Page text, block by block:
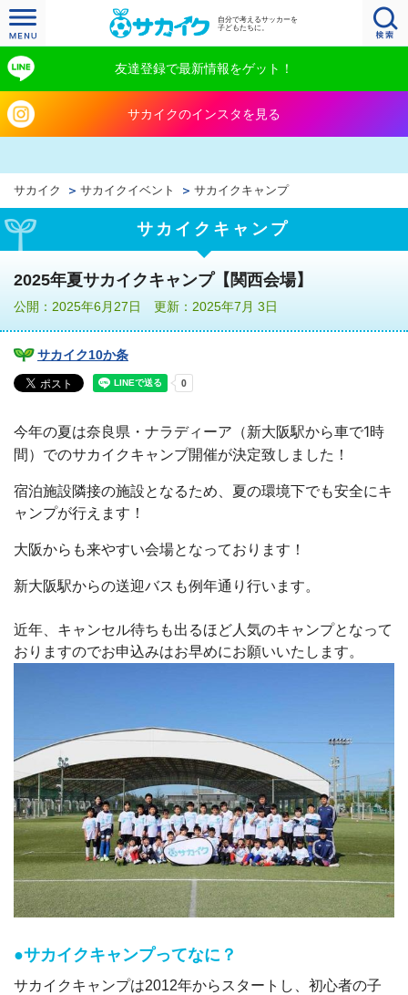
自分で考えるサッカーを
子どもたちに。
友達登録で最新情報をゲット！
サカイクのインスタを見る
サカイク サカイクイベント サカイクキャンプ
サカイクキャンプ
2025年夏サカイクキャンプ【関西会場】
公開：2025年6月27日 更新：2025年7月 3日
サカイク10か条
今年の夏は奈良県・ナラディーア（新大阪駅から車で1時
間）でのサカイクキャンプ開催が決定致しました！
宿泊施設隣接の施設となるため、夏の環境下でも安全にキ
ャンプが行えます！
大阪からも来やすい会場となっております！
新大阪駅からの送迎バスも例年通り行います。
近年、キャンセル待ちも出るほど人気のキャンプとなって
おりますのでお申込みはお早めにお願いいたします。
●サカイクキャンプってなに？
サカイクキャンプは2012年からスタートし、初心者の子